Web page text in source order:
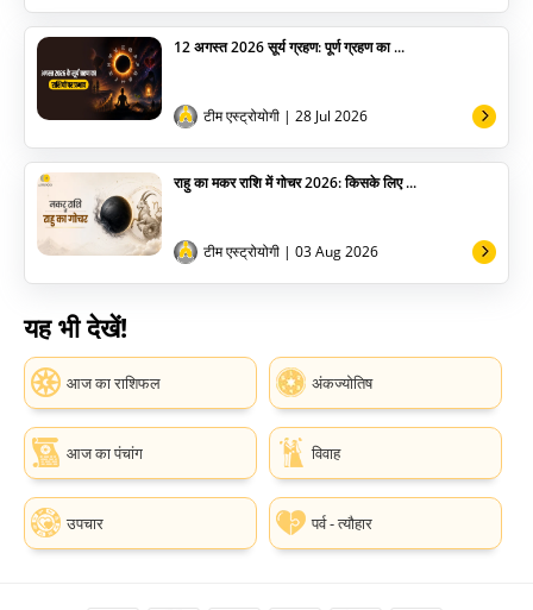
12 अगस्त 2026 सूर्य ग्रहण: पूर्ण ग्रहण का ...
टीम एस्ट्रोयोगी | 28 Jul 2026
राहु का मकर राशि में गोचर 2026: किसके लिए ...
टीम एस्ट्रोयोगी | 03 Aug 2026
यह भी देखें!
आज का राशिफल अंकज्योतिष
आज का पंचांग विवाह
उपचार पर्व - त्यौहार